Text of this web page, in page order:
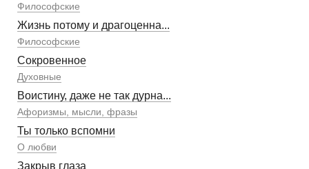
Философские
Жизнь потому и драгоценна...
Философские
Сокровенное
Духовные
Воистину, даже не так дурна...
Афоризмы, мысли, фразы
Ты только вспомни
О любви
Закрыв глаза